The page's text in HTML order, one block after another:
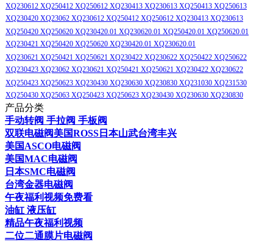
XQ230612 XQ250412 XQ250612 XQ230413 XQ230613 XQ250413 XQ250613
XQ230420 XQ23062 XQ230612 XQ250412 XQ250612 XQ230413 XQ230613
XQ250420 XQ250620 XQ230420.01 XQ230620.01 XQ250420.01 XQ250620.01
XQ230421 XQ250420 XQ250620 XQ230420.01 XQ230620.01
XQ230621 XQ250421 XQ250621 XQ230422 XQ230622 XQ250422 XQ250622
XQ230423 XQ23062 XQ230621 XQ250421 XQ250621 XQ230422 XQ230622
XQ250423 XQ250623 XQ230430 XQ230630 XQ230830 XQ231030 XQ231530
XQ250430 XQ25063 XQ250423 XQ250623 XQ230430 XQ230630 XQ230830
产品分类
手动转阀 手拉阀 手板阀
双联电磁阀美国ROSS日本山武台湾丰兴
美国ASCO电磁阀
美国MAC电磁阀
日本SMC电磁阀
台湾金器电磁阀
午夜福利视频免费看
油缸 液压缸
精品午夜福利视频
二位二通膜片电磁阀